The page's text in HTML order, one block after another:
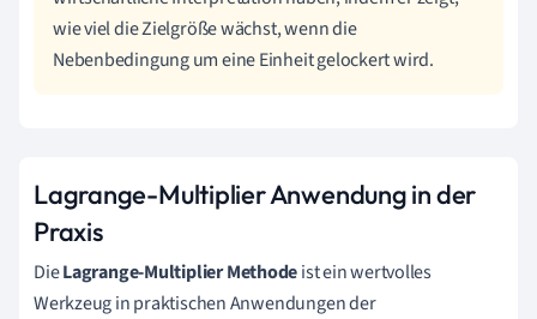
wie viel die Zielgröße wächst, wenn die
Nebenbedingung um eine Einheit gelockert wird.
Lagrange-Multiplier Anwendung in der
Praxis
DieLagrange-Multiplier Methodeist ein wertvolles
Werkzeug in praktischen Anwendungen der